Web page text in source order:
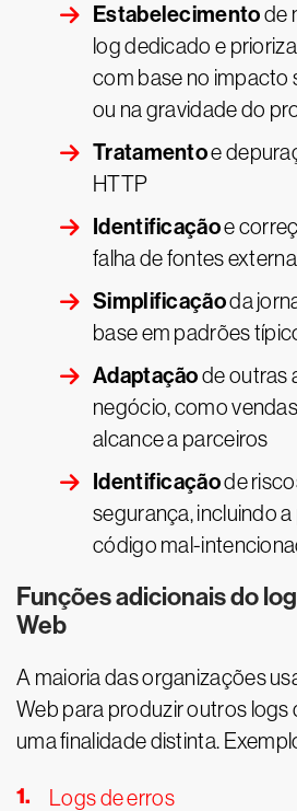
Estabelecimentode
log dedicado e
com base no impacto
ou na gravidade do
Tratamentoe
HTTP
Identificaçãoe
falha de fontes
Simplificaçãoda
base em padrões
Adaptaçãode outras
negócio, como
alcance a parceiros
Identificaçãode
segurança, incluindo
código mal-
Funções adicionais do
Web
A maioria das organizações
Web para produzir outros logs
uma finalidade distinta.
Logs de erros